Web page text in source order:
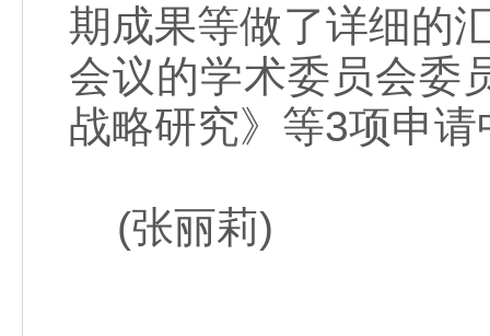
期成果等做了详细的
会议的学术委员会委
战略研究》等3项申
(张丽莉)